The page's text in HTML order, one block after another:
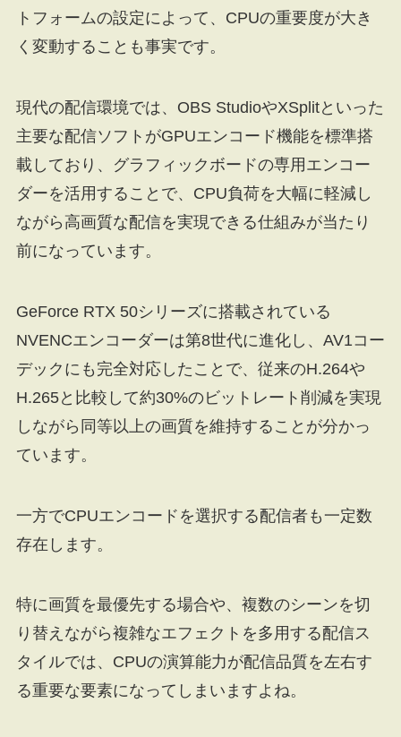
トフォームの設定によって、CPUの重要度が大き
く変動することも事実です。
現代の配信環境では、OBS StudioやXSplitといった
主要な配信ソフトがGPUエンコード機能を標準搭
載しており、グラフィックボードの専用エンコー
ダーを活用することで、CPU負荷を大幅に軽減し
ながら高画質な配信を実現できる仕組みが当たり
前になっています。
GeForce RTX 50シリーズに搭載されている
NVENCエンコーダーは第8世代に進化し、AV1コー
デックにも完全対応したことで、従来のH.264や
H.265と比較して約30%のビットレート削減を実現
しながら同等以上の画質を維持することが分かっ
ています。
一方でCPUエンコードを選択する配信者も一定数
存在します。
特に画質を最優先する場合や、複数のシーンを切
り替えながら複雑なエフェクトを多用する配信ス
タイルでは、CPUの演算能力が配信品質を左右す
る重要な要素になってしまいますよね。